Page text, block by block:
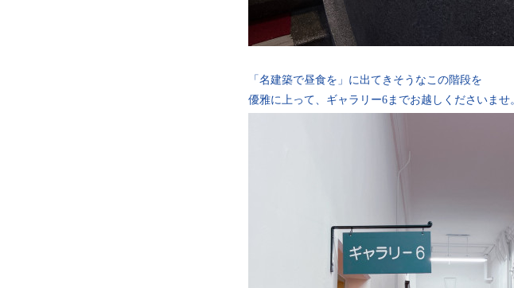
「名建築で昼食を」に出てきそうなこの階段を
優雅に上って、ギャラリー6までお越しくださいませ